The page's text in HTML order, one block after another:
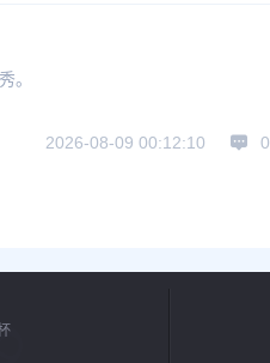
。
2026-08-09 00:12:10 0